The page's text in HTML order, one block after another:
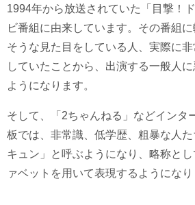
1994年から放送されていた「目撃！
ビ番組に由来しています。その番組
そうな見た目をしている人、実際に
していたことから、出演する一般人
ようになります。
そして、「2ちゃんねる」などインタ
板では、非常識、低学歴、粗暴な人
キュン」と呼ぶようになり、略称と
ァベットを用いて表現するようになり